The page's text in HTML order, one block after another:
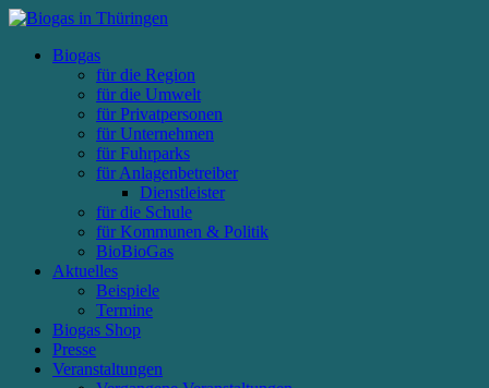
Biogas
für die Region
für die Umwelt
für Privatpersonen
für Unternehmen
für Fuhrparks
für Anlagenbetreiber
Dienstleister
für die Schule
für Kommunen & Politik
BioBioGas
Aktuelles
Beispiele
Termine
Biogas Shop
Presse
Veranstaltungen